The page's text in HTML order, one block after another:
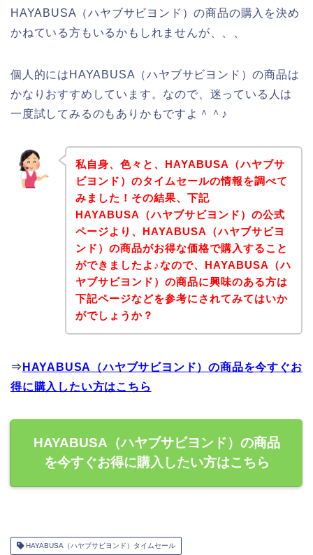
HAYABUSA（ハヤブサビヨンド）の商品の購入を決め
かねている方もいるかもしれませんが、、、
個人的にはHAYABUSA（ハヤブサビヨンド）の商品は
かなりおすすめしています。なので、迷っている人は
一度試してみるのもありかもですよ＾＾♪
私自身、色々と、HAYABUSA（ハヤブサ
ビヨンド）のタイムセールの情報を調べて
みました！その結果、下記
HAYABUSA（ハヤブサビヨンド）の公式
ページより、HAYABUSA（ハヤブサビヨ
ンド）の商品がお得な価格で購入すること
ができましたよ♪なので、HAYABUSA（ハ
ヤブサビヨンド）の商品に興味のある方は
下記ページなどを参考にされてみてはいか
がでしょうか？
⇒ HAYABUSA（ハヤブサビヨンド）の商品を今すぐお
得に購入したい方はこちら
HAYABUSA（ハヤブサビヨンド）の商品
を今すぐお得に購入したい方はこちら
HAYABUSA（ハヤブサビヨンド）タイムセール